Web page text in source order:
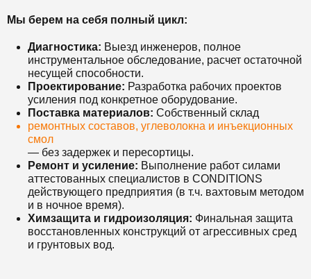
Мы берем на себя полный цикл:
Диагностика: Выезд инженеров, полное
инструментальное обследование, расчет остаточной
несущей способности.
Проектирование: Разработка рабочих проектов
усиления под конкретное оборудование.
Поставка материалов: Собственный склад
ремонтных составов, углеволокна и инъекционных
смол
— без задержек и пересортицы.
Ремонт и усиление: Выполнение работ силами
аттестованных специалистов в CONDITIONS
действующего предприятия (в т.ч. вахтовым методом
и в ночное время).
Химзащита и гидроизоляция: Финальная защита
восстановленных конструкций от агрессивных сред
и грунтовых вод.